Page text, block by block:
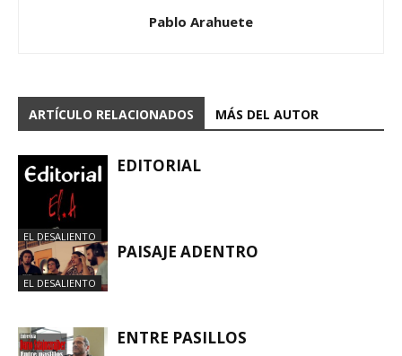
Pablo Arahuete
ARTÍCULO RELACIONADOS MÁS DEL AUTOR
EL DESALIENTO
EDITORIAL
EL DESALIENTO
PAISAJE ADENTRO
ENTRE PASILLOS